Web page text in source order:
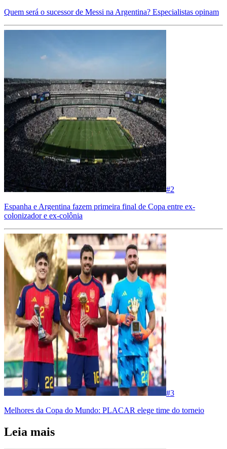
Quem será o sucessor de Messi na Argentina? Especialistas opinam
#2
Espanha e Argentina fazem primeira final de Copa entre ex-
colonizador e ex-colônia
#3
Melhores da Copa do Mundo: PLACAR elege time do torneio
Leia mais